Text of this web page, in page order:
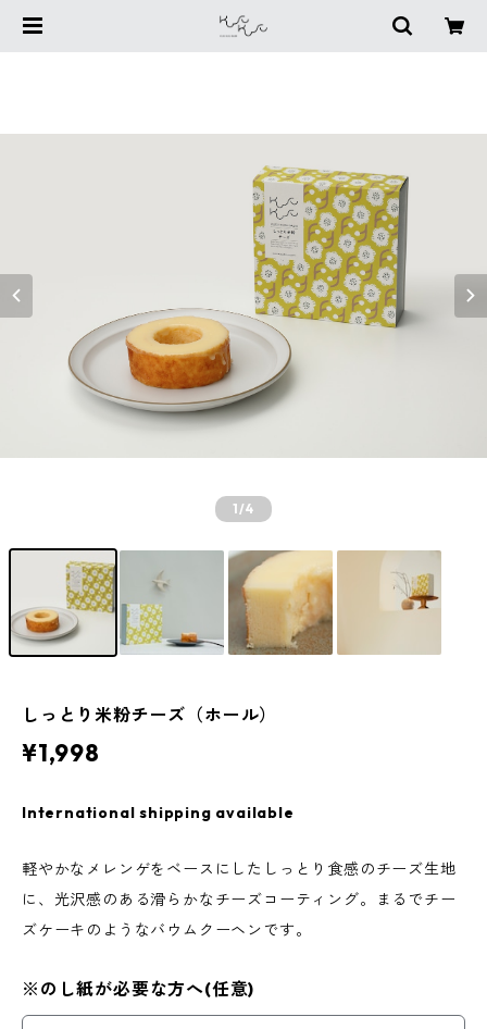
1/4
しっとり米粉チーズ（ホール）
¥1,998
International shipping available
軽やかなメレンゲをベースにしたしっとり食感のチーズ生地
に、光沢感のある滑らかなチーズコーティング。まるでチー
ズケーキのようなバウムクーヘンです。
※のし紙が必要な方へ(任意)